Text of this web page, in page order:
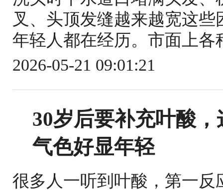
叉、头顶发缝越来越宽这
年轻人都在经历。市面上
2026-05-21 09:01:21
30岁后要补充叶酸
气色好显年轻
很多人一听到叶酸，第一